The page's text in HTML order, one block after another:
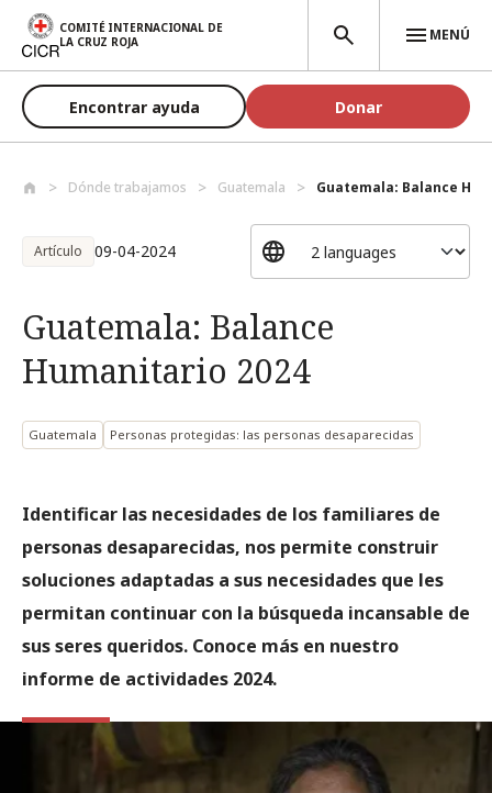
Pasar al contenido principal
COMITÉ INTERNACIONAL DE
LA CRUZ ROJA
MENÚ
Encontrar ayuda Donar
Dónde trabajamos Guatemala Guatemala: Balance
Artículo 09-04-2024
Guatemala: Balance
Humanitario 2024
Guatemala Personas protegidas: las personas desaparecidas
Identificar las necesidades de los familiares de
personas desaparecidas, nos permite construir
soluciones adaptadas a sus necesidades que les
permitan continuar con la búsqueda incansable de
sus seres queridos. Conoce más en nuestro
informe de actividades 2024.